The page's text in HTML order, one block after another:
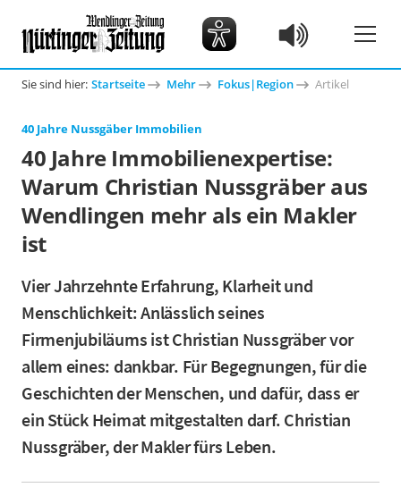
Sie sind hier: Startseite Mehr Fokus|Region Artikel
40 Jahre Nussgäber Immobilien
40 Jahre Immobilienexpertise:
Warum Christian Nussgräber aus
Wendlingen mehr als ein Makler
ist
Vier Jahrzehnte Erfahrung, Klarheit und
Menschlichkeit: Anlässlich seines
Firmenjubiläums ist Christian Nussgräber vor
allem eines: dankbar. Für Begegnungen, für die
Geschichten der Menschen, und dafür, dass er
ein Stück Heimat mitgestalten darf. Christian
Nussgräber, der Makler fürs Leben.